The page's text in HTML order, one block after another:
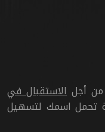
أجل الاستقبال في
تحمل اسمك لتسهيل